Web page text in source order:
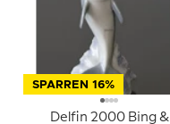
SPARREN 16%
Delfin 2000 Bing &